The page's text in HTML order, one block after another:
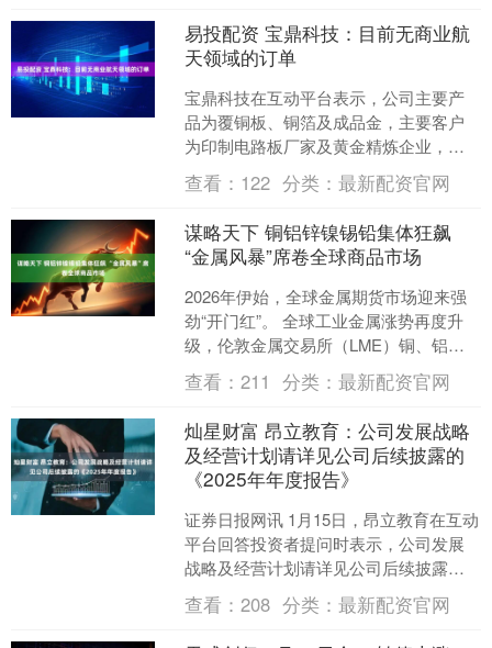
易投配资 宝鼎科技：目前无商业航
天领域的订单
宝鼎科技在互动平台表示，公司主要产
品为覆铜板、铜箔及成品金，主要客户
为印制电路板厂家及黄金精炼企业，无
商业航天领域的订单。 举报 第一财经广
告合作，请点击这里此....
查看： 122 分类：最新配资官网
谋略天下 铜铝锌镍锡铅集体狂飙
“金属风暴”席卷全球商品市场
2026年伊始，全球金属期货市场迎来强
劲“开门红”。 全球工业金属涨势再度升
级，伦敦金属交易所（LME）铜、铝、
锌、镍、锡、铅六大金属期货价格于周
二（1月6日）....
查看：211 分类：最新配资官网
灿星财富 昂立教育：公司发展战略
及经营计划请详见公司后续披露的
《2025年年度报告》
证券日报网讯 1月15日，昂立教育在互动
平台回答投资者提问时表示，公司发展
战略及经营计划请详见公司后续披露的
《2025年年度报告》。....
查看：208 分类：最新配资官网